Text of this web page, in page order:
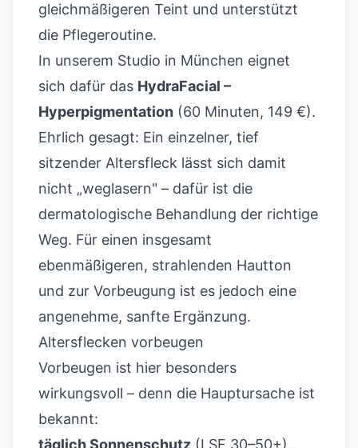
gleichmäßigeren Teint und unterstützt
die Pflegeroutine.
In unserem Studio in München eignet
sich dafür das HydraFacial –
Hyperpigmentation (60 Minuten, 149 €).
Ehrlich gesagt: Ein einzelner, tief
sitzender Altersfleck lässt sich damit
nicht „weglasern" – dafür ist die
dermatologische Behandlung der richtige
Weg. Für einen insgesamt
ebenmäßigeren, strahlenden Hautton
und zur Vorbeugung ist es jedoch eine
angenehme, sanfte Ergänzung.
Altersflecken vorbeugen
Vorbeugen ist hier besonders
wirkungsvoll – denn die Hauptursache ist
bekannt:
täglich Sonnenschutz (LSF 30–50+),